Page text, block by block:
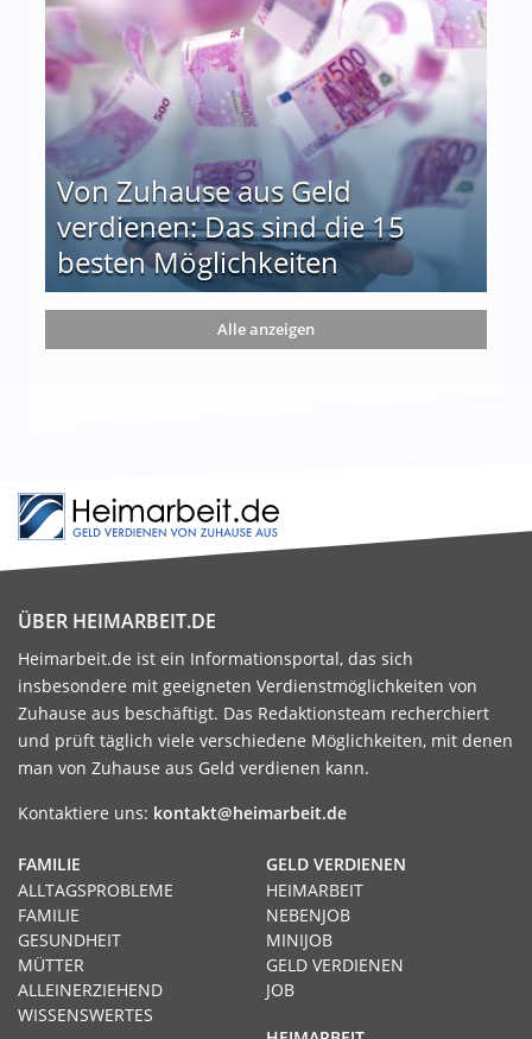
Von Zuhause aus Geld
verdienen: Das sind die 15
besten Möglichkeiten
die 15 besten Möglichkeiten
Alle anzeigen
ÜBER HEIMARBEIT.DE
Heimarbeit.de ist ein Informationsportal, das sich
insbesondere mit geeigneten Verdienstmöglichkeiten von
Zuhause aus beschäftigt. Das Redaktionsteam recherchiert
und prüft täglich viele verschiedene Möglichkeiten, mit denen
man von Zuhause aus Geld verdienen kann.
Kontaktiere uns: kontakt@heimarbeit.de
GELD VERDIENEN
HEIMARBEIT
NEBENJOB
MINIJOB
GELD VERDIENEN
JOB
FAMILIE
ALLTAGSPROBLEME
FAMILIE
GESUNDHEIT
MÜTTER
ALLEINERZIEHEND
WISSENSWERTES